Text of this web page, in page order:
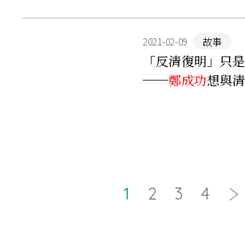
2021-02-09 故事
「反清復明」只
──鄭成功想與
1 2 3 4